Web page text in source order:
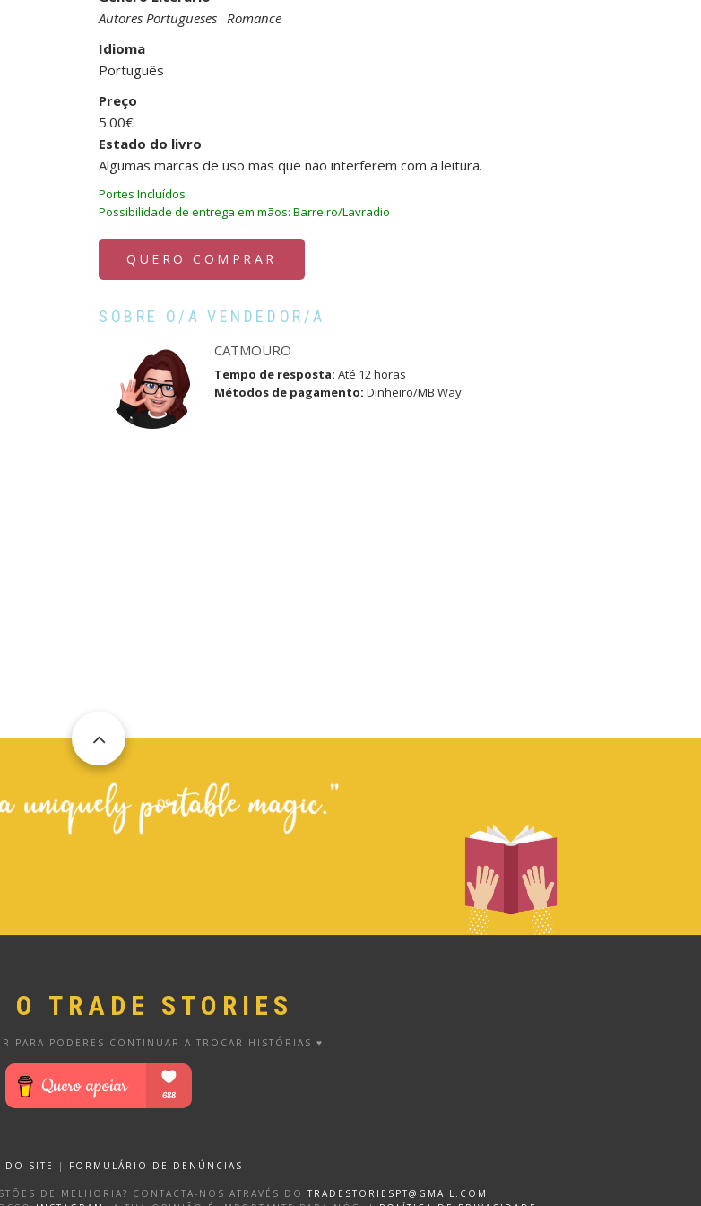
Autores Portugueses Romance
Idioma
Português
Preço
5.00€
Estado do livro
Algumas marcas de uso mas que não interferem com a leitura.
Portes Incluídos
Possibilidade de entrega em mãos: Barreiro/Lavradio
QUERO COMPRAR
SOBRE O/A VENDEDOR/A
CATMOURO
Tempo de resposta: Até 12 horas
Métodos de pagamento: Dinheiro/MB Way
O TRADE STORIES
PARA PODERES CONTINUAR A TROCAR HISTÓRIAS ♥
DO SITE | FORMULÁRIO DE DENÚNCIAS
DE MELHORIA? CONTACTA-NOS ATRAVÉS DO TRADESTORIESPT@GMAIL.COM